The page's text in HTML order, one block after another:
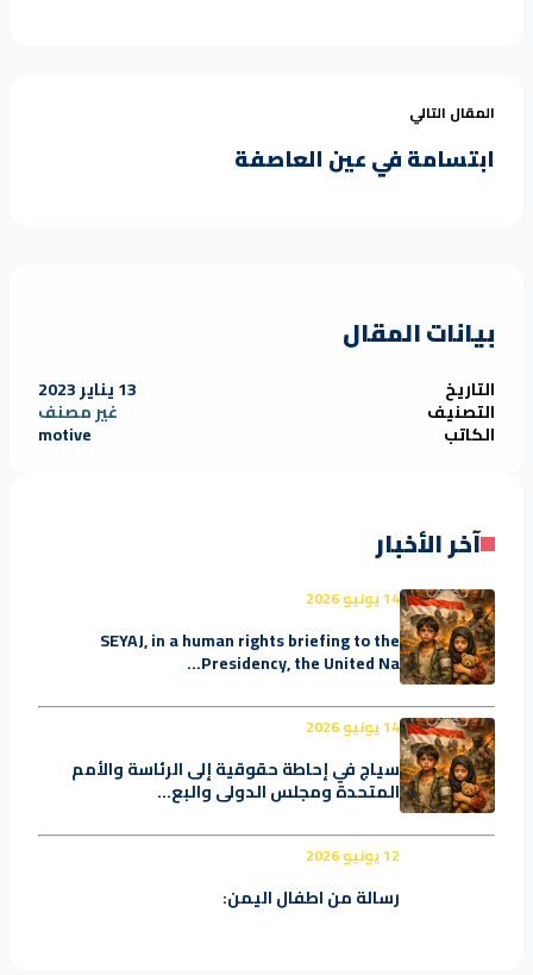
المقال التالي
ابتسامة في عين العاصفة
بيانات المقال
التاريخ 13 يناير 2023
التصنيف غير مصنف
الكاتب motive
آخر الأخبار
14 يونيو 2026
SEYAJ, in a human rights briefing to the
Presidency, the United Na...
14 يونيو 2026
سياج في إحاطة حقوقية إلى الرئاسة والأمم
المتحدة ومجلس الدولي والبع...
12 يونيو 2026
رسالة من اطفال اليمن: